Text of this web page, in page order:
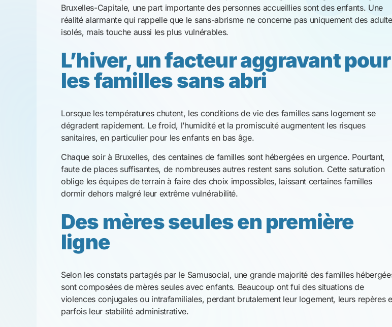
Des mères seules en première
ligne
Selon les constats partagés par le Samusocial, une grande majorité des familles hébergées
sont composées de mères seules avec enfants. Beaucoup ont fui des situations de
parfois leur stabilité administrative.
Ces ruptures fragilisent profondément les familles. Les centres d’hébergement d’urgence,
conçus comme des solutions temporaires, peinent à répondre aux besoins spécifiques des
femmes et des enfants sur le long terme, notamment en matière d’intimité, de sécurité et de
soutien psychologique.
Grandir en hébergement
d’urgence : une enfance
bouleversée
sont souvent exigus, partagés, et peu adaptés à la vie familiale. Les rituels du quotidien
disparaissent : pas de repas préparés ensemble, peu d’intimité, peu d’espaces pour jouer
ou étudier sereinement.